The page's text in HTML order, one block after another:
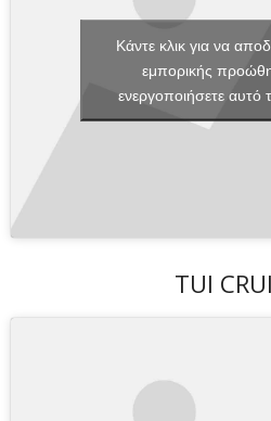
Κάντε κλικ για να
εμπορικής
ενεργοποιήσετε αυτό
TUI